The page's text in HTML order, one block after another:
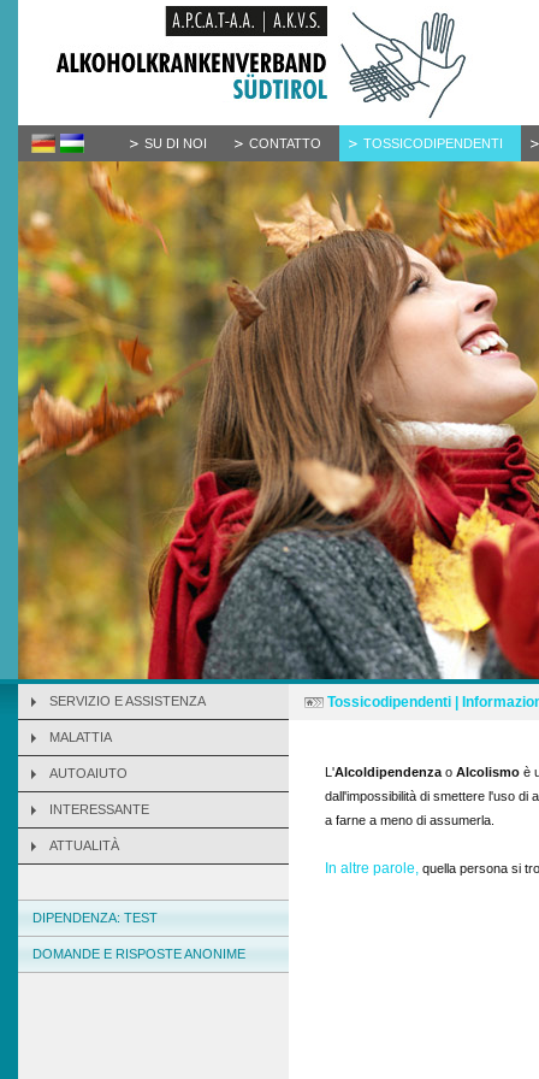
SU DI NOI CONTATTO TOSSICODIPENDENTI
Tossicodipendenti |
SERVIZIO E ASSISTENZA
MALATTIA
AUTOAIUTO
INTERESSANTE
ATTUALITÀ
DIPENDENZA: TEST
DOMANDE E RISPOSTE ANONIME
L'Alcoldipendenza o Alcolismo è
dall'impossibilità di smettere l'uso di
a farne a meno di assumerla.
In altre parole, quella persona si